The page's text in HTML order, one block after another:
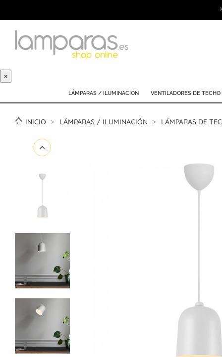
×
LÁMPARAS / ILUMINACIÓN VENTILADORES DE TECHO
INICIO LÁMPARAS / ILUMINACIÓN LÁMPARAS DE